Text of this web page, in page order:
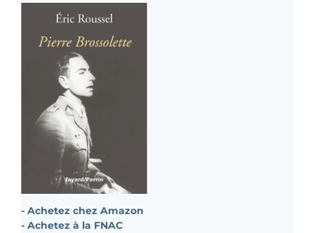
- Achetez chez Amazon
- Achetez à la FNAC